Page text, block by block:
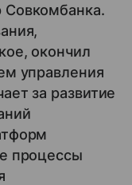
окончил
управления
за развитие
процессы